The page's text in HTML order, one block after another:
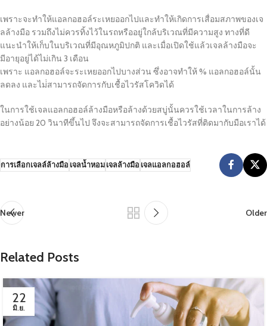
เพราะจะทำให้แอลกอฮอล์ระเหยออกไปและทำให้เกิดการเสื่อมสภาพของเจ
ลล้างมือ รวมถึงไม่ควรทิ้งไว้ในรถหรืออยู่ใกล้บริเวณที่มีความสูง ทางที่ดี
แนะนำให้เก็บในบริเวณที่มีอุณหภูมิปกติ และเมื่อเปิดใช้แล้วเจลล้างมือจะ
มีอายุอยู่ได้ไม่เกิน 3 เดือน
เพราะ แอลกอฮอล์จะระเหยออกไปบางส่วน ซึ่งอาจทำให้ % แอลกอฮอล์นั้น
ลดลง และไม่่สามารถจัดการกับเชื้อไวรัสโควิดได้
ในการใช้เจลแอลกอฮอล์ล้างมือหรือล้างด้วยสบู่นั้นควรใช้เวลาในการล้าง
อย่างน้อย 20 วินาทีขึ้นไป จึงจะสามารถจัดการเชื้อไวรัสที่ติดมากับมือเราได้
การเลือกเจลล์ล้างมือ เจลน้ำหอมเจลล้างมือ เจลแอลกอฮอล์
Newer Older
Related Posts
22
มิ.ย.